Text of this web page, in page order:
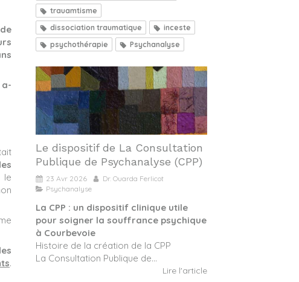
le
.
trauamtisme
dissociation traumatique
inceste
psychothérapie
Psychanalyse
Le dispositif de La Consultation
Publique de Psychanalyse (CPP)
23 Avr 2026
Dr. Ouarda Ferlicot
Psychanalyse
La CPP : un dispositif clinique utile
pour soigner la souffrance psychique
à Courbevoie
Histoire de la création de la CPP
La Consultation Publique de...
Lire l'article